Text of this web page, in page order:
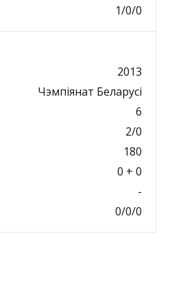
1/0/0
2013
Чэмпіянат Беларусі
6
2/0
180
0 + 0
-
0/0/0